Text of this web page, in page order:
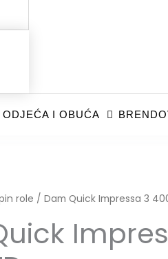
ODJEĆA I OBUĆA
role / Dam Quick Impressa 3